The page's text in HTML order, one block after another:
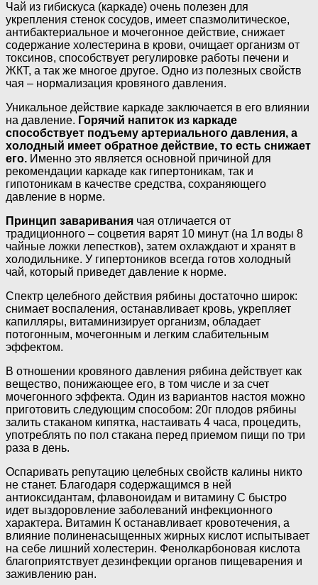
Чай из гибискуса (каркаде) очень полезен для
укрепления стенок сосудов, имеет спазмолитическое,
антибактериальное и мочегонное действие, снижает
содержание холестерина в крови, очищает организм от
токсинов, способствует регулировке работы печени и
ЖКТ, а так же многое другое. Одно из полезных свойств
чая – нормализация кровяного давления.
Уникальное действие каркаде заключается в его влиянии
на давление. Горячий напиток из каркаде
способствует подъему артериального давления, а
холодный имеет обратное действие, то есть снижает
его. Именно это является основной причиной для
рекомендации каркаде как гипертоникам, так и
гипотоникам в качестве средства, сохраняющего
давление в норме.
Принцип заваривания чая отличается от
традиционного – соцветия варят 10 минут (на 1л воды 8
чайные ложки лепестков), затем охлаждают и хранят в
холодильнике. У гипертоников всегда готов холодный
чай, который приведет давление к норме.
Спектр целебного действия рябины достаточно широк:
снимает воспаления, останавливает кровь, укрепляет
капилляры, витаминизирует организм, обладает
потогонным, мочегонным и легким слабительным
эффектом.
В отношении кровяного давления рябина действует как
вещество, понижающее его, в том числе и за счет
мочегонного эффекта. Один из вариантов настоя можно
приготовить следующим способом: 20г плодов рябины
залить стаканом кипятка, настаивать 4 часа, процедить,
употреблять по пол стакана перед приемом пищи по три
раза в день.
Оспаривать репутацию целебных свойств калины никто
не станет. Благодаря содержащимся в ней
антиоксидантам, флавоноидам и витамину С быстро
идет выздоровление заболеваний инфекционного
характера. Витамин К останавливает кровотечения, а
влияние полиненасыщенных жирных кислот испытывает
на себе лишний холестерин. Фенолкарбоновая кислота
благоприятствует дезинфекции органов пищеварения и
заживлению ран.